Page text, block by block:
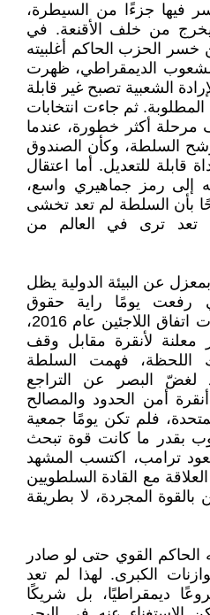
فيها جزءًا من السيطرة،
من خلف الأقنعة. في
حزيران 2015، حين خسر الحزب الحاكم أغلبيته
الديمقراطي، ظهرت
الشعبية تصبح غير قابلة
المطلوبة. ثم جاءت انتخابات
2019 لتكشف مرحلة أكثر خطورة، عندما
السلطة، وكأن الصندوق
قابلة للتعديل. أما اعتقال
إلى رمز جماهيري واسع،
بأن السلطة لم تعد تخشى
لم تعد ترى في العالم من
عن البيئة الدولية يظل
رفعت يومًا راية حقوق
الإنسان، هي ذاتها التي عقدت اتفاق اللاجئين عام 2016،
لأنقرة مقابل وقف
اللحظة، فهمت السلطة
لغضّ البصر عن التراجع
أمن الحدود والمصالح
فلم تكن يومًا جمعية
بقدر ما كانت قوة تبحث
ترامب، اكتسب المشهد
مع القادة السلطويين
المجردة، لا بطريقة
الحاكم القوي حتى لو صادر
الكبرى. لهذا لم تعد
ديمقراطيًا، بل شريكًا